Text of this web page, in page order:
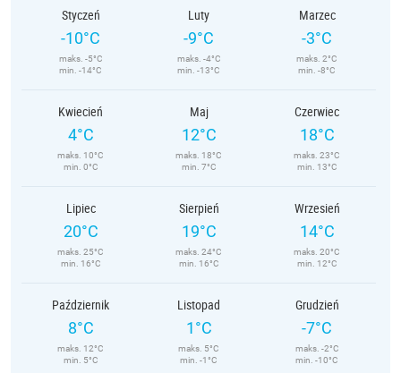
Styczeń
-10°C
maks. -5°C
min. -14°C
Luty
-9°C
maks. -4°C
min. -13°C
Marzec
-3°C
maks. 2°C
min. -8°C
Kwiecień
4°C
maks. 10°C
min. 0°C
Maj
12°C
maks. 18°C
min. 7°C
Czerwiec
18°C
maks. 23°C
min. 13°C
Lipiec
20°C
maks. 25°C
min. 16°C
Sierpień
19°C
maks. 24°C
min. 16°C
Wrzesień
14°C
maks. 20°C
min. 12°C
Październik
8°C
maks. 12°C
min. 5°C
Listopad
1°C
maks. 5°C
min. -1°C
Grudzień
-7°C
maks. -2°C
min. -10°C